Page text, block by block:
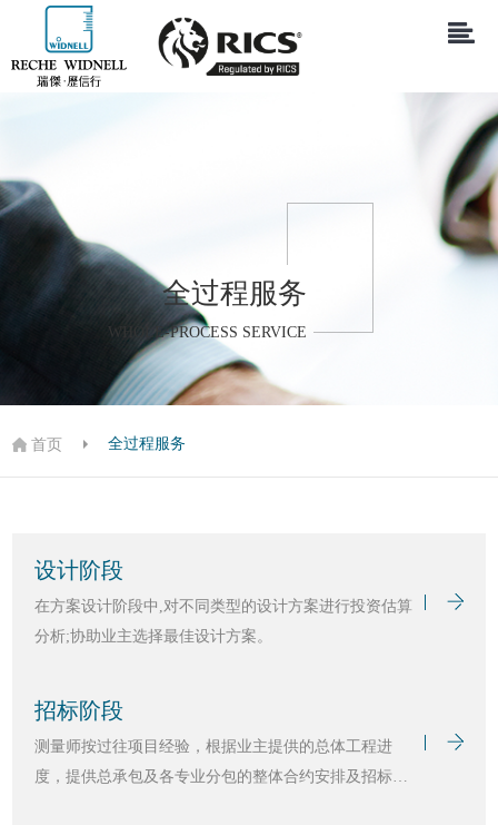
全过程服务
WHOLE-PROCESS SERVICE
首页 全过程服务
设计阶段
在方案设计阶段中,对不同类型的设计方案进行投资估算
分析;协助业主选择最佳设计方案。
招标阶段
测量师按过往项目经验，根据业主提供的总体工程进
度，提供总承包及各专业分包的整体合约安排及招标策